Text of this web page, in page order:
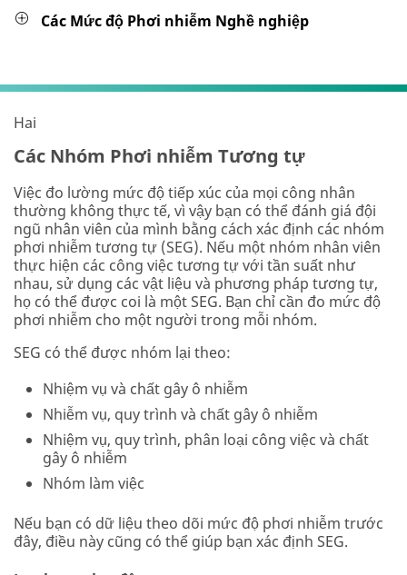
Các Mức độ Phơi nhiễm Nghề nghiệp
Hai
Các Nhóm Phơi nhiễm Tương tự
Việc đo lường mức độ tiếp xúc của mọi công nhân
thường không thực tế, vì vậy bạn có thể đánh giá đội
ngũ nhân viên của mình bằng cách xác định các nhóm
phơi nhiễm tương tự (SEG). Nếu một nhóm nhân viên
thực hiện các công việc tương tự với tần suất như
nhau, sử dụng các vật liệu và phương pháp tương tự,
họ có thể được coi là một SEG. Bạn chỉ cần đo mức độ
phơi nhiễm cho một người trong mỗi nhóm.
SEG có thể được nhóm lại theo:
Nhiệm vụ và chất gây ô nhiễm
Nhiễm vụ, quy trình và chất gây ô nhiễm
Nhiệm vụ, quy trình, phân loại công việc và chất
gây ô nhiễm
Nhóm làm việc
Nếu bạn có dữ liệu theo dõi mức độ phơi nhiễm trước
đây, điều này cũng có thể giúp bạn xác định SEG.